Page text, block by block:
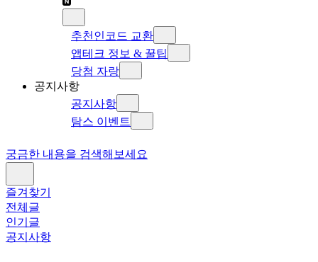
추천인코드 교환
앱테크 정보 & 꿀팁
당첨 자랑
공지사항
공지사항
탐스 이벤트
궁금한 내용을 검색해보세요
즐겨찾기
전체글
인기글
공지사항